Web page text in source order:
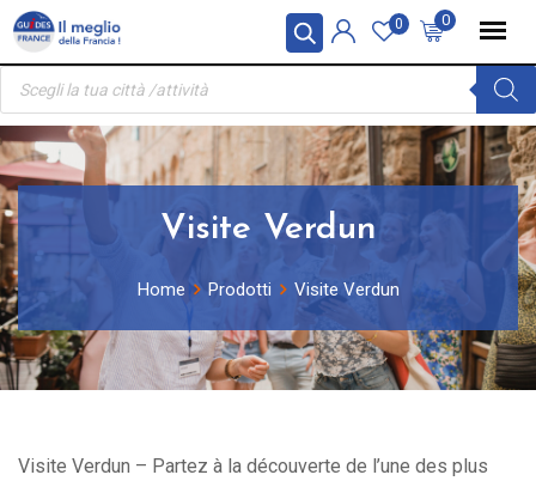
Pannello di gestione dei cookies
Skip
content
0
0
Ricerca
prodotti
Visite Verdun
Home Prodotti Visite Verdun
Visite Verdun – Partez à la découverte de l’une des plus